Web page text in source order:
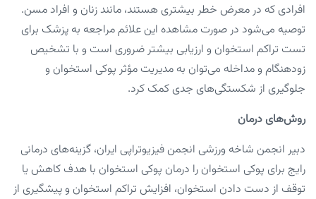
افرادی که در معرض خطر بیشتری هستند، مانند زنان و افراد مسن.
توصیه می‌شود در صورت مشاهده این علائم مراجعه به پزشک برای
تست تراکم استخوان و ارزیابی بیشتر ضروری است و با تشخیص
زودهنگام و مداخله می‌توان به مدیریت مؤثر پوکی استخوان و
جلوگیری از شکستگی‌های جدی کمک کرد.
روش‌های درمان
دبیر انجمن شاخه ورزشی انجمن فیزیوتراپی ایران، گزینه‌های درمانی
رایج برای پوکی استخوان را درمان پوکی استخوان با هدف کاهش یا
توقف از دست دادن استخوان، افزایش تراکم استخوان و پیشگیری از